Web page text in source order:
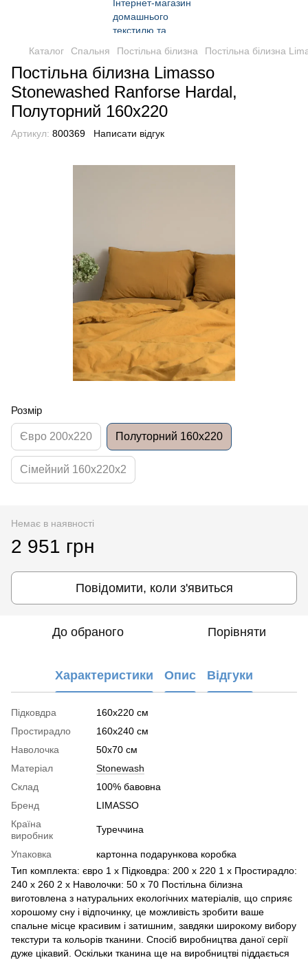
Каталог Спальня Постільна білизна Постільна білизна
Постільна білизна Limasso
Stonewashed Ranforse Hardal,
Полуторний 160x220
Артикул: 800369 Написати відгук
Розмір
Євро 200x220 Полуторний 160x220
Сімейний 160x220x2
Немає в наявності
2 951 грн
Повідомити, коли з'явиться
До обраного Порівняти
Характеристики Опис Відгуки
Підковдра
160x220 см
Простирадло
160x240 см
Наволочка
50x70 см
Матеріал
Stonewash
Склад
100% бавовна
Бренд
LIMASSO
Країна
виробник
Туреччина
Упаковка
картонна подарункова коробка
Тип комплекта: євро 1 х Підковдра: 200 х 220 1 х Простирадло:
240 х 260 2 х Наволочки: 50 х 70 Постільна білизна
виготовлена ​​з натуральних екологічних матеріалів, що сприяє
хорошому сну і відпочинку, це можливість зробити ваше
спальне місце красивим і затишним, завдяки широкому вибору
текстури та кольорів тканини. Спосіб виробництва даної серії
дуже цікавий. Оскільки тканина ще на виробництві піддається